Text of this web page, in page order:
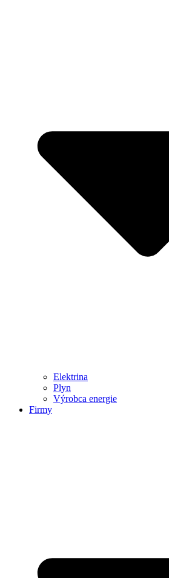
Elektrina
Plyn
Výrobca energie
Firmy